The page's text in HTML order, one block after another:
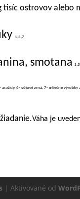
tisíc ostrovov alebo
1,3,7
smotana
6- sójové zrná, 7- mliečne
Váha je
| Aktivované od